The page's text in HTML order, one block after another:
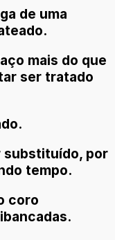
de uma
mais do que
ser tratado
substituído, por
tempo.
coro